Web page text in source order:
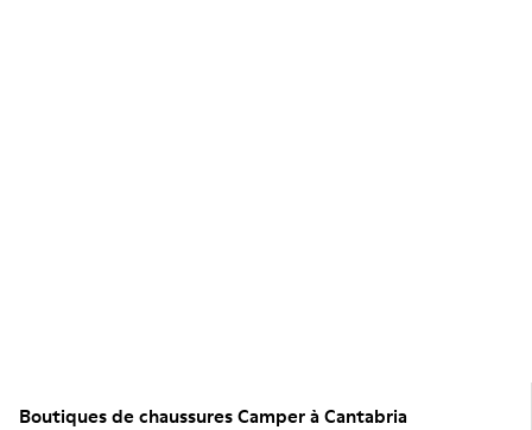
Boutiques de chaussures Camper à Cantabria